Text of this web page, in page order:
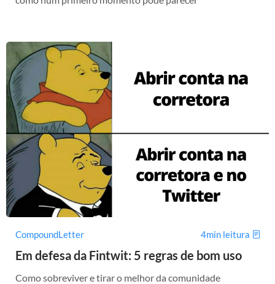
CompoundLetter 4min leitura
Em defesa da Fintwit: 5 regras de bom uso
Como sobreviver e tirar o melhor da comunidade